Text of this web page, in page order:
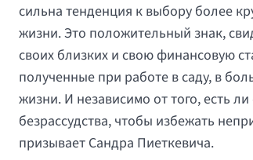
сильна тенденция к выбору более
жизни. Это положительный знак,
своих близких и свою финансовую
полученные при работе в саду, в
жизни. И независимо от того, есть
безрассудства, чтобы избежать
призывает Сандра Пиеткевича.